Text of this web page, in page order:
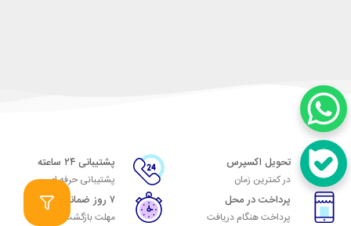
تحویل اکسپرس
در کمترین زمان
پشتیبانی ۲۴ ساعته
پشتیبانی حرفه ای
پرداخت در محل
پرداخت هنگام دریافت
۷ روز ضمانت
مهلت بازگشت وجه